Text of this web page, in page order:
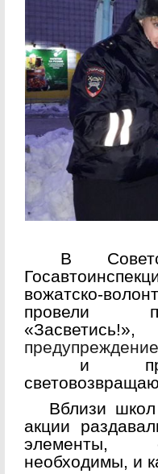
В
вожатско-
провели
и
Вблизи школ
акции
элементы,
необходимы, и